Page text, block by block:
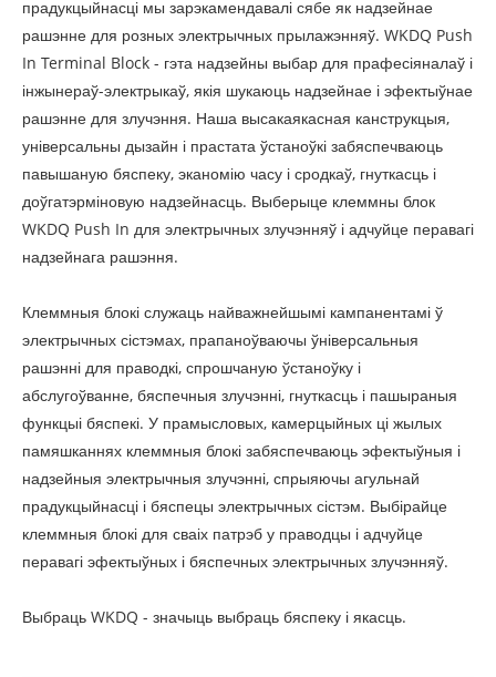
прадукцыйнасці мы зарэкамендавалі сябе як надзейнае
рашэнне для розных электрычных прылажэнняў. WKDQ Push
In Terminal Block - гэта надзейны выбар для прафесіяналаў і
інжынераў-электрыкаў, якія шукаюць надзейнае і эфектыўнае
рашэнне для злучэння. Наша высакаякасная канструкцыя,
універсальны дызайн і прастата ўстаноўкі забяспечваюць
павышаную бяспеку, эканомію часу і сродкаў, гнуткасць і
доўгатэрміновую надзейнасць. Выберыце клеммны блок
WKDQ Push In для электрычных злучэнняў і адчуйце перавагі
надзейнага рашэння.
Клеммныя блокі служаць найважнейшымі кампанентамі ў
электрычных сістэмах, прапаноўваючы ўніверсальныя
рашэнні для праводкі, спрошчаную ўстаноўку і
абслугоўванне, бяспечныя злучэнні, гнуткасць і пашыраныя
функцыі бяспекі. У прамысловых, камерцыйных ці жылых
памяшканнях клеммныя блокі забяспечваюць эфектыўныя і
надзейныя электрычныя злучэнні, спрыяючы агульнай
прадукцыйнасці і бяспецы электрычных сістэм. Выбірайце
клеммныя блокі для сваіх патрэб у праводцы і адчуйце
перавагі эфектыўных і бяспечных электрычных злучэнняў.
Выбраць WKDQ - значыць выбраць бяспеку і якасць.